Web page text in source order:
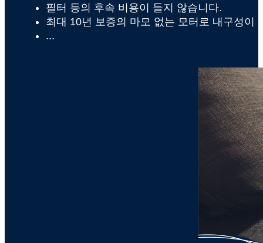
필터 등의 후속 비용이 들지 않습니다.
최대 10년 보증의 마모 없는 모터로 내구성이
...